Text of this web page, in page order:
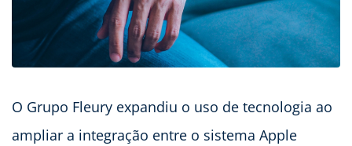
O Grupo Fleury expandiu o uso de tecnologia ao
ampliar a integração entre o sistema Apple